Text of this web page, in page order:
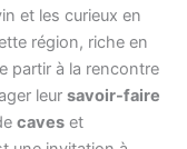
et les curieux en
région, riche en
partir à la rencontre
leur savoir-faire
caves et